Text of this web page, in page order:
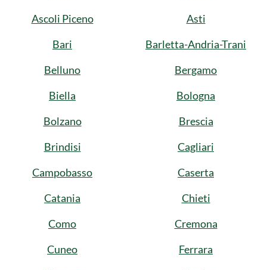
Ascoli Piceno
Asti
Bari
Barletta-Andria-Trani
Belluno
Bergamo
Biella
Bologna
Bolzano
Brescia
Brindisi
Cagliari
Campobasso
Caserta
Catania
Chieti
Como
Cremona
Cuneo
Ferrara